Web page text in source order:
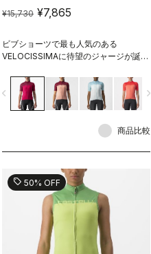
¥15,730 ¥7,865
ビブショーツで最も人気のある
VELOCISSIMAに待望のジャージが誕
ションがあらゆるコーディネートにマッ
チする。
navigate_next
商品比較
sell 50% OFF